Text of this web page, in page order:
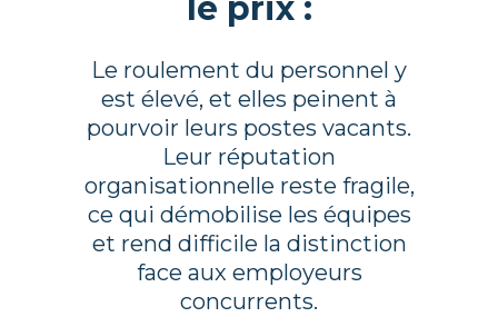
le prix :
Le roulement du personnel y
est élevé, et elles peinent à
pourvoir leurs postes vacants.
Leur réputation
organisationnelle reste fragile,
ce qui démobilise les équipes
et rend difficile la distinction
face aux employeurs
concurrents.